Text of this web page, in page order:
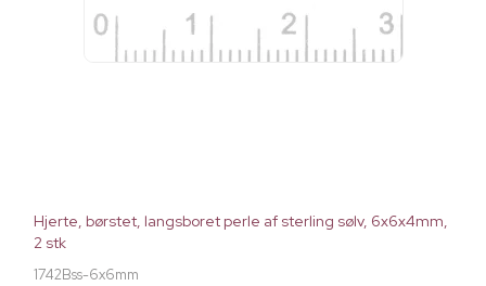
Hjerte, børstet, langsboret perle af sterling sølv, 6x6x4mm,
2 stk
1742Bss-6x6mm